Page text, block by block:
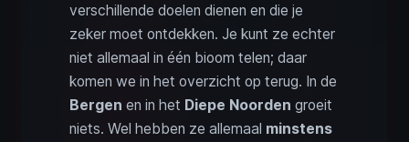
verschillende doelen dienen en die je
zeker moet ontdekken. Je kunt ze echter
niet allemaal in één bioom telen; daar
komen we in het overzicht op terug. In de
Bergen en in het Diepe Noorden groeit
niets. Wel hebben ze allemaal minstens